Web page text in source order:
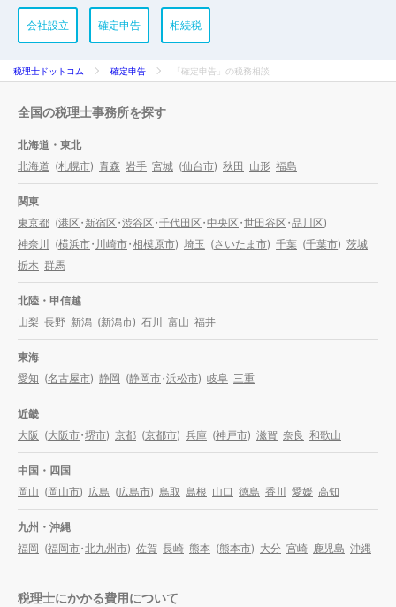
会社設立 確定申告 相続税
税理士ドットコム 確定申告 「確定申告」の税務相談
全国の税理士事務所を探す
北海道・東北
北海道 (札幌市) 青森 岩手 宮城 (仙台市) 秋田 山形 福島
関東
東京都 (港区・新宿区・渋谷区・千代田区・中央区・世田谷区・品川区)
神奈川
(横浜市・川崎市・相模原市) 埼玉 (さいたま市) 千葉 (千葉市) 茨城
栃木 群馬
北陸・甲信越
山梨 長野 新潟 (新潟市) 石川 富山 福井
東海
愛知 (名古屋市) 静岡 (静岡市・浜松市) 岐阜 三重
近畿
大阪 (大阪市・堺市) 京都 (京都市) 兵庫 (神戸市) 滋賀 奈良 和歌山
中国・四国
岡山 (岡山市) 広島 (広島市) 鳥取 島根 山口 徳島 香川 愛媛 高知
九州・沖縄
福岡 (福岡市・北九州市) 佐賀 長崎 熊本 (熊本市) 大分 宮崎 鹿児島 沖縄
税理士にかかる費用について